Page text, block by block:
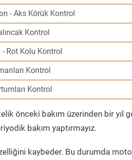
- Aks Körük Kontrol
Kontrol
- Rot Kolu Kontrol
Kontrol
Kontrol
önceki bakım üzerinden bir yıl
bakım yaptırmayız.
kaybeder. Bu durumda